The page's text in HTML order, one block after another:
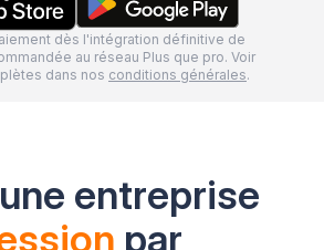
dès l'intégration définitive de
au réseau Plus que pro. Voir
dans nos conditions générales.
entreprise
par